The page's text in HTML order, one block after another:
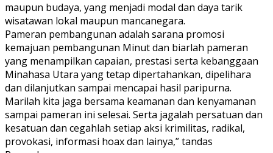
maupun budaya, yang menjadi modal dan daya tarik
wisatawan lokal maupun mancanegara.
Pameran pembangunan adalah sarana promosi
kemajuan pembangunan Minut dan biarlah pameran
yang menampilkan capaian, prestasi serta kebanggaan
Minahasa Utara yang tetap dipertahankan, dipelihara
dan dilanjutkan sampai mencapai hasil paripurna.
Marilah kita jaga bersama keamanan dan kenyamanan
sampai pameran ini selesai. Serta jagalah persatuan dan
kesatuan dan cegahlah setiap aksi krimilitas, radikal,
provokasi, informasi hoax dan lainya,” tandas